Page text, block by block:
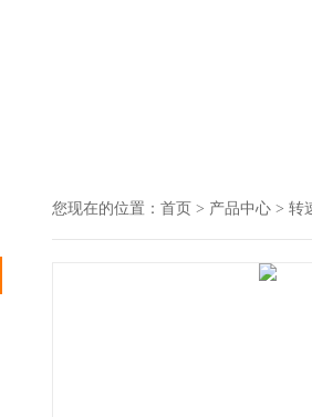
您现在的位置： 首页 > 产品中心 > 转